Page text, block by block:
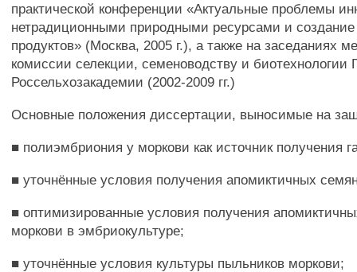
практической конференции «Актуальные проблемы
нетрадиционными природными ресурсами и
продуктов» (Москва, 2005 г.), а также на заседаниях
комиссии селекции, семеноводству и
Россельхозакадемии (2002-2009 гг.)
Основные положения диссертации, выносимые на
■ полиэмбриония у моркови как источник получения
■ уточнённые условия получения апомиктичных
■ оптимизированные условия получения
моркови в эмбриокультуре;
■ уточнённые условия культуры пыльников моркови;